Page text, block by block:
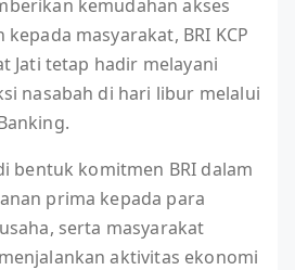
kemudahan akses
masyarakat, BRI KCP
Jati tetap hadir melayani
nasabah di hari libur melalui
bentuk komitmen BRI dalam
prima kepada para
serta masyarakat
aktivitas ekonomi